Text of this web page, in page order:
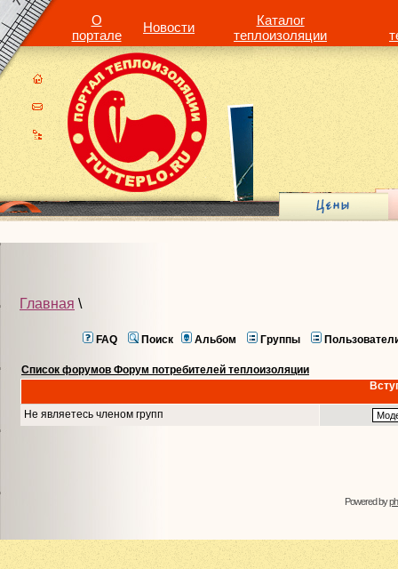
О
портале
Новости
Каталог
теплоизоляции
Главная \
FAQ Поиск Альбом Группы
Список форумов Форум потребителей теплоизоляции
Не являетесь членом групп
Powered by